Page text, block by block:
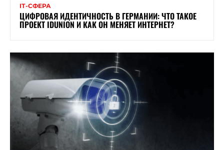
ІТ-СФЕРА
ЦИФРОВАЯ ИДЕНТИЧНОСТЬ В ГЕРМАНИИ: ЧТО ТАКОЕ
ПРОЕКТ IDUNION И КАК ОН МЕНЯЕТ ИНТЕРНЕТ?